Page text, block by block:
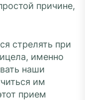
причине,
стрелять при
именно
наши
им
прием